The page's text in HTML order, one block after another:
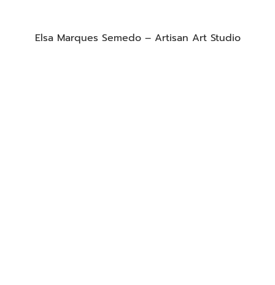
Elsa Marques Semedo – Artisan Art Studio